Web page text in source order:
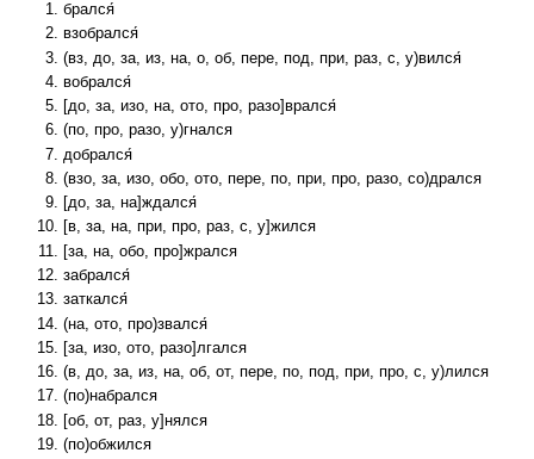
брался́
взобрался́
(вз, до, за, из, на, о, об, пере, под, при, раз, с, у)вился́
вобрался́
[до, за, изо, на, ото, про, разо]врался́
(по, про, разо, у)гнался
добрался́
(взо, за, изо, обо, ото, пере, по, при, про, разо, со)дрался
[до, за, на]ждался́
[в, за, на, при, про, раз, с, у]жился
[за, на, обо, про]жрался
забрался́
заткался́
(на, ото, про)звался́
[за, изо, ото, разо]лгался
(в, до, за, из, на, об, от, пере, по, под, при, про, с, у)лился
(по)набрался
[об, от, раз, у]нялся
(по)обжился